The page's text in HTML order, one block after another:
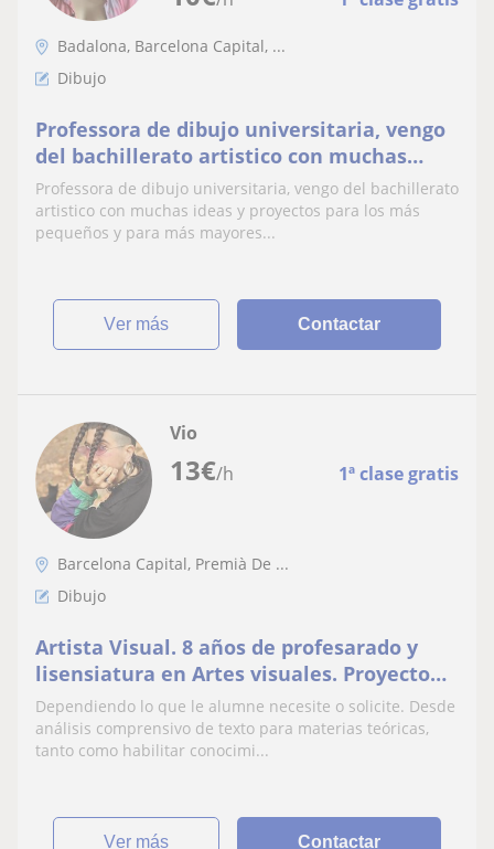
Badalona, Barcelona Capital, ...
Dibujo
Professora de dibujo universitaria, vengo
del bachillerato artistico con muchas
ideas y proyectos para los más pequeños y
para más mayores también :D
Professora de dibujo universitaria, vengo del bachillerato
artistico con muchas ideas y proyectos para los más
pequeños y para más mayores...
ver más Contactar
13€/h 1ª clase gratis
Vio
Barcelona Capital, Premià De ...
Dibujo
Artista Visual. 8 años de profesarado y
lisensiatura en Artes visuales. Proyecto
personal, dibujo, pintura, grabado,
escultura.
Dependiendo lo que le alumne necesite o solicite. Desde
análisis comprensivo de texto para materias teóricas,
tanto como habilitar conocimi...
ver más Contactar